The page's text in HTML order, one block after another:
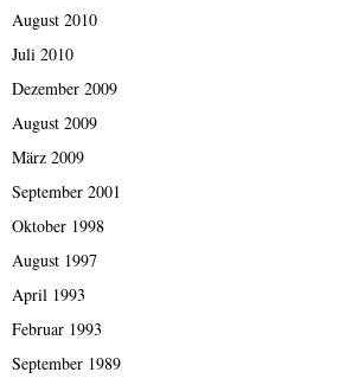
August 2010
Juli 2010
Dezember 2009
August 2009
März 2009
September 2001
Oktober 1998
August 1997
April 1993
Februar 1993
September 1989